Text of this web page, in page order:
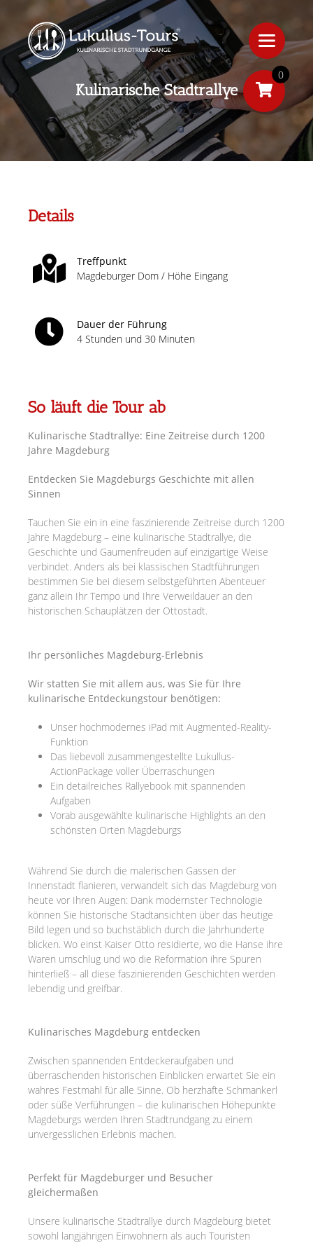
Kulinarische Stadtrallye
Details
Treffpunkt
Magdeburger Dom / Höhe Eingang
Dauer der Führung
4 Stunden und 30 Minuten
So läuft die Tour ab
Kulinarische Stadtrallye: Eine Zeitreise durch 1200
Jahre Magdeburg
Entdecken Sie Magdeburgs Geschichte mit allen
Sinnen
Tauchen Sie ein in eine faszinierende Zeitreise durch 1200
Jahre Magdeburg – eine kulinarische Stadtrallye, die
Geschichte und Gaumenfreuden auf einzigartige Weise
verbindet. Anders als bei klassischen Stadtführungen
bestimmen Sie bei diesem selbstgeführten Abenteuer
ganz allein Ihr Tempo und Ihre Verweildauer an den
historischen Schauplätzen der Ottostadt.
Ihr persönliches Magdeburg-Erlebnis
Wir statten Sie mit allem aus, was Sie für Ihre
kulinarische Entdeckungstour benötigen:
Unser hochmodernes iPad mit Augmented-Reality-
Funktion
Das liebevoll zusammengestellte Lukullus-
ActionPackage voller Überraschungen
Ein detailreiches Rallyebook mit spannenden
Aufgaben
Vorab ausgewählte kulinarische Highlights an den
schönsten Orten Magdeburgs
Während Sie durch die malerischen Gassen der
Innenstadt flanieren, verwandelt sich das Magdeburg von
heute vor Ihren Augen: Dank modernster Technologie
können Sie historische Stadtansichten über das heutige
Bild legen und so buchstäblich durch die Jahrhunderte
blicken. Wo einst Kaiser Otto residierte, wo die Hanse ihre
Waren umschlug und wo die Reformation ihre Spuren
hinterließ – all diese faszinierenden Geschichten werden
lebendig und greifbar.
Kulinarisches Magdeburg entdecken
Zwischen spannenden Entdeckeraufgaben und
überraschenden historischen Einblicken erwartet Sie ein
wahres Festmahl für alle Sinne. Ob herzhafte Schmankerl
oder süße Verführungen – die kulinarischen Höhepunkte
Magdeburgs werden Ihren Stadtrundgang zu einem
unvergesslichen Erlebnis machen.
Perfekt für Magdeburger und Besucher
gleichermaßen
Unsere kulinarische Stadtrallye durch Magdeburg bietet
sowohl langjährigen Einwohnern als auch Touristen
0